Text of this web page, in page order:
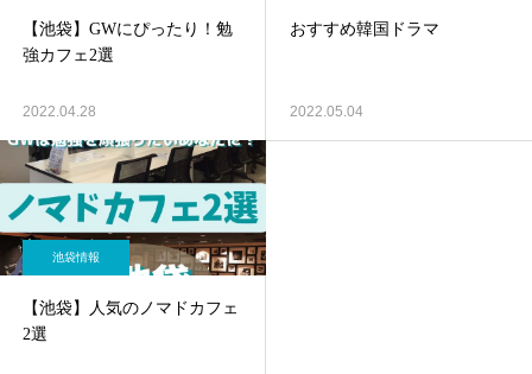
【池袋】GWにぴったり！勉
強カフェ2選
2022.04.28
おすすめ韓国ドラマ
2022.05.04
池袋情報
【池袋】人気のノマドカフェ
2選